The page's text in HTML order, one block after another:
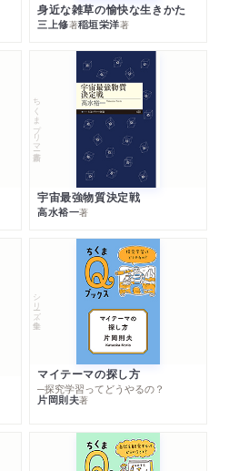
身近な雑草の愉快な生きかた
三上修著稲垣栄洋著
ちくまプリマー新書
宇宙最強物質決定戦
高水裕一著
シリーズ・全集
マイテーマの探し方
─探究学習ってどうやるの？
片岡則夫著